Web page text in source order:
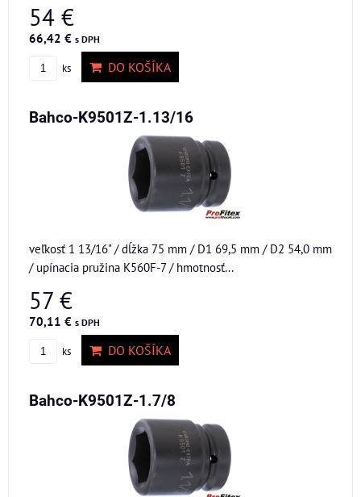
54 €
66,42 € s DPH
ks DO KOŠÍKA
Bahco-K9501Z-1.13/16
veľkosť 1 13/16" / dĺžka 75 mm / D1 69,5 mm / D2 54,0 mm
/ upínacia pružina K560F-7 / hmotnosť...
57 €
70,11 € s DPH
ks DO KOŠÍKA
Bahco-K9501Z-1.7/8